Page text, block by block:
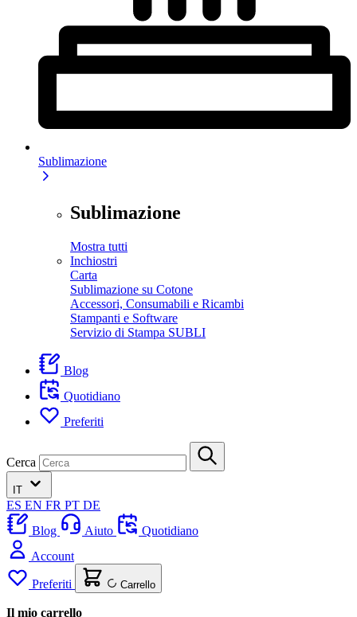
Sublimazione
Sublimazione
Mostra tutti
Inchiostri
Carta
Sublimazione su Cotone
Accessori, Consumabili e Ricambi
Stampanti e Software
Servizio di Stampa SUBLI
Blog
Quotidiano
Preferiti
Cerca
IT
ES EN FR PT DE
Blog
Aiuto
Quotidiano
Account
Preferiti Carrello
Il mio carrello